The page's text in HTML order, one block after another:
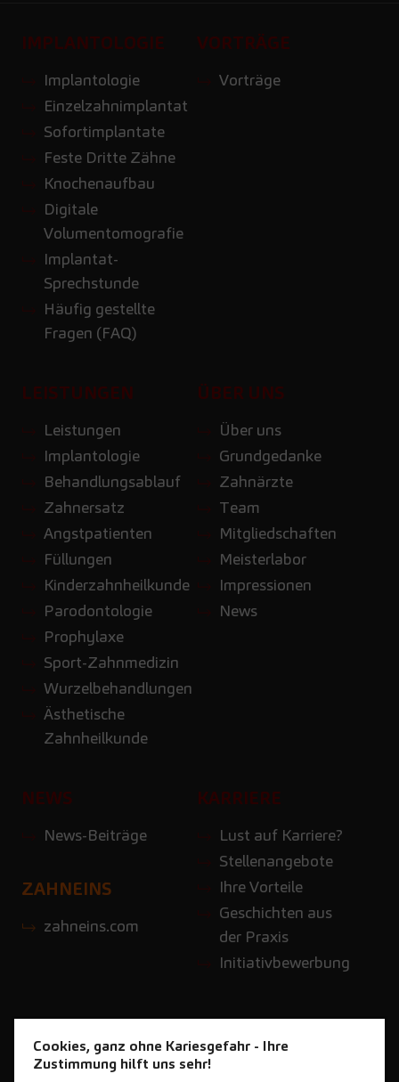
IMPLANTOLOGIE
Implantologie
Einzelzahnimplantat
Sofortimplantate
Feste Dritte Zähne
Knochenaufbau
Digitale
Volumentomografie
Implantat-
Sprechstunde
Häufig gestellte
Fragen (FAQ)
VORTRÄGE
Vorträge
LEISTUNGEN
Leistungen
Implantologie
Behandlungsablauf
Zahnersatz
Angstpatienten
Füllungen
Kinderzahnheilkunde
Parodontologie
Prophylaxe
Sport-Zahnmedizin
Wurzelbehandlungen
Ästhetische
Zahnheilkunde
ÜBER UNS
Über uns
Grundgedanke
Zahnärzte
Team
Mitgliedschaften
Meisterlabor
Impressionen
News
NEWS
News-Beiträge
KARRIERE
Lust auf Karriere?
Stellenangebote
Ihre Vorteile
Geschichten aus
der Praxis
Initiativbewerbung
ZAHNEINS
zahneins.com
Cookies, ganz ohne Kariesgefahr - Ihre
Zustimmung hilft uns sehr!